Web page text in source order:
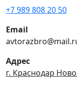
+7 989 808 20 50
Email
Адрес
г. Краснодар